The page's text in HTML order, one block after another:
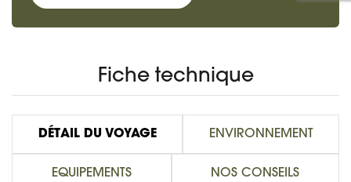
Fiche technique
DÉTAIL DU VOYAGE ENVIRONNEMENT
EQUIPEMENTS NOS CONSEILS